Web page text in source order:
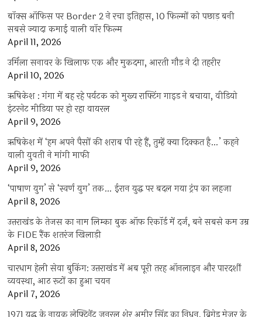
बॉक्स ऑफिस पर Border 2 ने रचा इतिहास, 10 फिल्मों को पछाड़ बनी
सबसे ज्यादा कमाई वाली वॉर फिल्म
April 11, 2026
उर्मिला सनावर के खिलाफ एक और मुकदमा, आरती गौड़ ने दी तहरीर
April 10, 2026
ऋषिकेश : गंगा में बह रहे पर्यटक को मुख्य राफ्टिंग गाइड ने बचाया, वीडियो
इंटरनेट मीडिया पर हो रहा वायरल
April 9, 2026
ऋषिकेश में ‘हम अपने पैसों की शराब पी रहे हैं, तुम्हें क्या दिक्कत है…’ कहने
वाली युवती ने मांगी माफी
April 9, 2026
‘पाषाण युग’ से ‘स्वर्ण युग’ तक… ईरान युद्ध पर बदल गया ट्रंप का लहजा
April 8, 2026
उत्तराखंड के तेजस का नाम लिम्का बुक ऑफ रिकॉर्ड में दर्ज, बने सबसे कम उम्र
के FIDE रैंक शतरंज खिलाड़ी
April 8, 2026
चारधाम हेली सेवा बुकिंग: उत्तराखंड में अब पूरी तरह ऑनलाइन और पारदर्शी
व्यवस्था, आठ रूटों का हुआ चयन
April 7, 2026